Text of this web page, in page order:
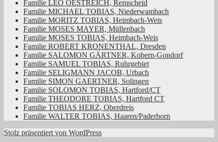
Familie LEO OESTREICH, Remscheid
Familie MICHAEL TOBIAS, Niederwambach
Familie MORITZ TOBIAS, Heimbach-Weis
Familie MOSES MAYER, Müllenbach
Familie MOSES TOBIAS, Heimbach-Weis
Familie ROBERT KRONENTHAL, Dresden
Familie SALOMON GÄRTNER, Kobern-Gondorf
Familie SAMUEL TOBIAS, Ruhrgebiet
Familie SELIGMANN JACOB, Urbach
Familie SIMON GAERTNER, Solingen
Familie SOLOMON TOBIAS, Hartford/CT
Familie THEODORE TOBIAS, Hartford CT
Familie TOBIAS HERZ, Oberdreis
Familie WALTER TOBIAS, Haaren/Paderborn
Stolz präsentiert von WordPress